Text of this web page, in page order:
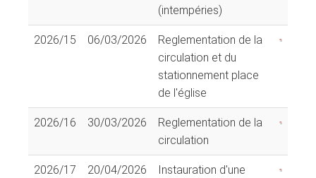
(intempéries)
2026/15 06/03/2026
Reglementation de la
circulation et du
stationnement place
de l'église
2026/16 30/03/2026
Reglementation de la
circulation
2026/17 20/04/2026 Instauration d'une